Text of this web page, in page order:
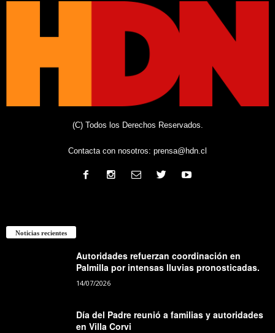
(C) Todos los Derechos Reservados.
Contacta con nosotros: prensa@hdn.cl
Noticias recientes
Autoridades refuerzan coordinación en
Palmilla por intensas lluvias pronosticadas.
14/07/2026
Día del Padre reunió a familias y autoridades
en Villa Corvi